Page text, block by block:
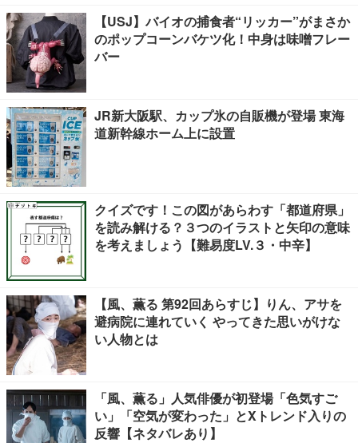
【USJ】バイオの捕食者“リッカー”がまさか
のポップコーンバケツ化！中身は味噌フレー
バー
JR新大阪駅、カップ氷の自販機が登場 東海
道新幹線ホーム上に設置
クイズです！この図があらわす「都道府県」
を読み解ける？３つのイラストと矢印の意味
を考えましょう【難易度LV.３・中辛】
【風、薫る 第92回あらすじ】りん、アサを
避病院に連れていく やってきた思いがけな
い人物とは
「風、薫る」人気俳優が初登場「色気すご
い」「空気が変わった」とXトレンド入りの
反響【ネタバレあり】